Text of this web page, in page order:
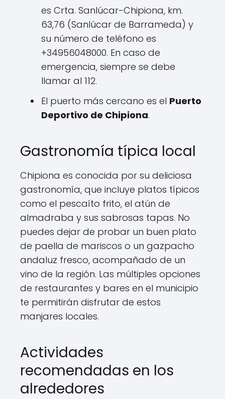
es Crta. Sanlúcar-Chipiona, km.
63,76 (Sanlúcar de Barrameda) y
su número de teléfono es
+34956048000. En caso de
emergencia, siempre se debe
llamar al 112.
El puerto más cercano es el Puerto
Deportivo de Chipiona.
Gastronomía típica local
Chipiona es conocida por su deliciosa
gastronomía, que incluye platos típicos
como el pescaíto frito, el atún de
almadraba y sus sabrosas tapas. No
puedes dejar de probar un buen plato
de paella de mariscos o un gazpacho
andaluz fresco, acompañado de un
vino de la región. Las múltiples opciones
de restaurantes y bares en el municipio
te permitirán disfrutar de estos
manjares locales.
Actividades
recomendadas en los
alrededores